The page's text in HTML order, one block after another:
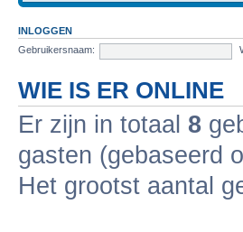
INLOGGEN
Gebruikersnaam:
WIE IS ER ONLINE
Er zijn in totaal 8
gasten (gebaseerd
Het grootst aantal